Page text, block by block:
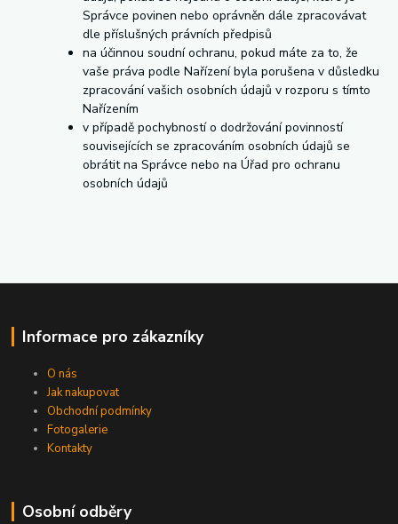
Správce povinen nebo oprávněn dále zpracovávat
dle příslušných právních předpisů
na účinnou soudní ochranu, pokud máte za to, že
vaše práva podle Nařízení byla porušena v důsledku
zpracování vašich osobních údajů v rozporu s tímto
Nařízením
v případě pochybností o dodržování povinností
souvisejících se zpracováním osobních údajů se
obrátit na Správce nebo na Úřad pro ochranu
osobních údajů
Informace pro zákazníky
O nás
Jak nakupovat
Obchodní podmínky
Fotogalerie
Kontakty
Osobní odběry